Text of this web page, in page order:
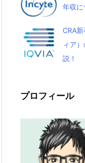
年収に
CRA
ィア
説！
プロフィール